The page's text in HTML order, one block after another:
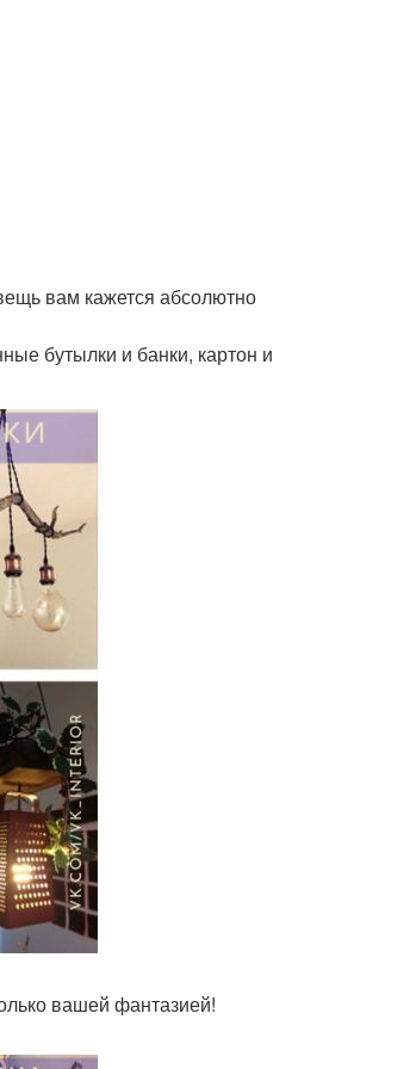
вам кажется абсолютно
бутылки и банки, картон и
вашей фантазией!